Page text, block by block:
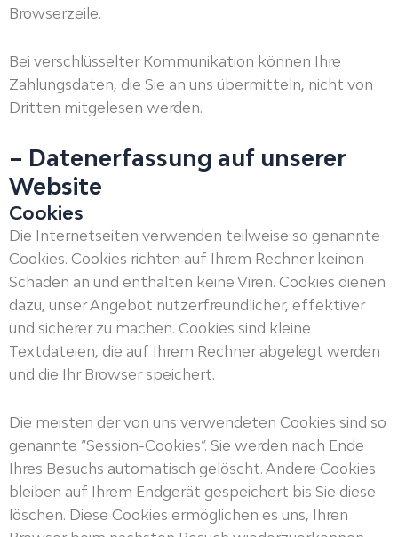
Browserzeile.
Bei verschlüsselter Kommunikation können Ihre
Zahlungsdaten, die Sie an uns übermitteln, nicht von
Dritten mitgelesen werden.
– Datenerfassung auf unserer
Website
Cookies
Die Internetseiten verwenden teilweise so genannte
Cookies. Cookies richten auf Ihrem Rechner keinen
Schaden an und enthalten keine Viren. Cookies dienen
dazu, unser Angebot nutzerfreundlicher, effektiver
und sicherer zu machen. Cookies sind kleine
Textdateien, die auf Ihrem Rechner abgelegt werden
und die Ihr Browser speichert.
Die meisten der von uns verwendeten Cookies sind so
genannte “Session-Cookies”. Sie werden nach Ende
Ihres Besuchs automatisch gelöscht. Andere Cookies
bleiben auf Ihrem Endgerät gespeichert bis Sie diese
löschen. Diese Cookies ermöglichen es uns, Ihren